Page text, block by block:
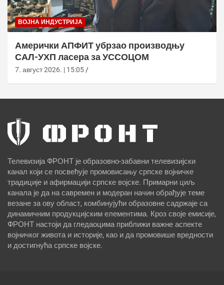
ВОЈНА ИНДУСТРИЈА
Амерички АПФИТ убрзао производњу
САЛ-УХП ласера за УССОЦОМ
7. август 2026. | 15:05
Телевизија ФРОНТ је образовно-забавни телевизијски
канал који се посвећује промовисању српске војничке
традиције и афирмацији српске војске. Примарни циљ
канала је да на савремен и модеран начин обрађује теме
везане за ову област, комбинујући образовне садржаје са
динамичним продукцијским елементима. Кроз своје емисије,
ФРОНТ настоји да гледаоцима приближи важне аспекте
војничког живота и историје, као и да промовише вредности
и достигнућа српске војске.